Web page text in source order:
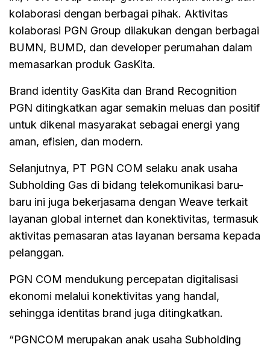
kolaborasi dengan berbagai pihak. Aktivitas
kolaborasi PGN Group dilakukan dengan berbagai
BUMN, BUMD, dan developer perumahan dalam
memasarkan produk GasKita.
Brand identity GasKita dan Brand Recognition
PGN ditingkatkan agar semakin meluas dan positif
untuk dikenal masyarakat sebagai energi yang
aman, efisien, dan modern.
Selanjutnya, PT PGN COM selaku anak usaha
Subholding Gas di bidang telekomunikasi baru-
baru ini juga bekerjasama dengan Weave terkait
layanan global internet dan konektivitas, termasuk
aktivitas pemasaran atas layanan bersama kepada
pelanggan.
PGN COM mendukung percepatan digitalisasi
ekonomi melalui konektivitas yang handal,
sehingga identitas brand juga ditingkatkan.
“PGNCOM merupakan anak usaha Subholding